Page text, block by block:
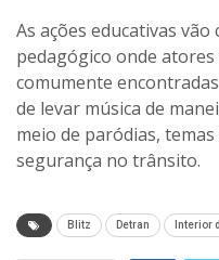
As ações educativas
pedagógico onde
comumente
de levar música de
meio de paródias,
segurança no trânsito.
Blitz Detran Interior